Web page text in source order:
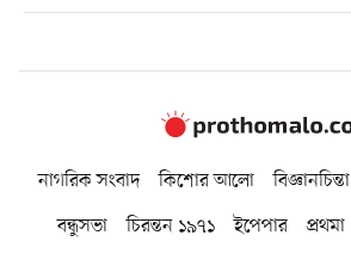
নাগরিক সংবাদ কিশোর আলো বিজ্ঞানচিন্তা
বন্ধুসভা
চিরন্তন ১৯৭১ ইপেপার প্রথমা